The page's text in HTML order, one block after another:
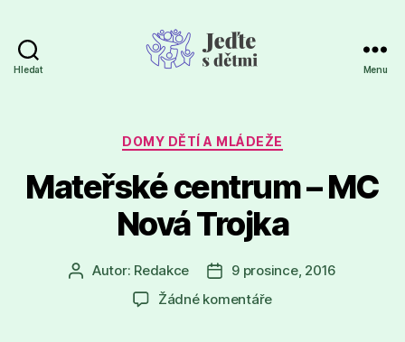
Hledat Menu
Rubriky
DOMY DĚTÍ A MLÁDEŽE
Mateřské centrum – MC
Nová Trojka
Autor
příspěvku
Autor: Redakce
Datum
příspěvku
9 prosince, 2016
Žádné komentářeu